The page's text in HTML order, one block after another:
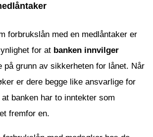
forbrukslån med en medlåntaker er
for at banken innvilger
på grunn av sikkerheten for lånet. Når
er dere begge like ansvarlige for
banken har to inntekter som
fremfor en.